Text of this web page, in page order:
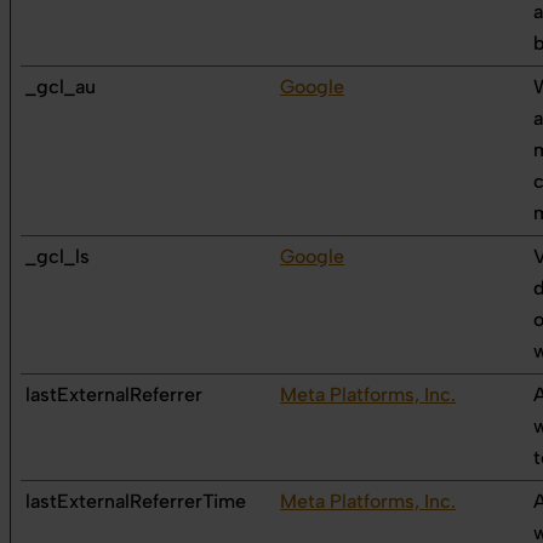
_gcl_au
Google
_gcl_ls
Google
lastExternalReferrer
Meta Platforms, Inc.
lastExternalReferrerTime
Meta Platforms, Inc.